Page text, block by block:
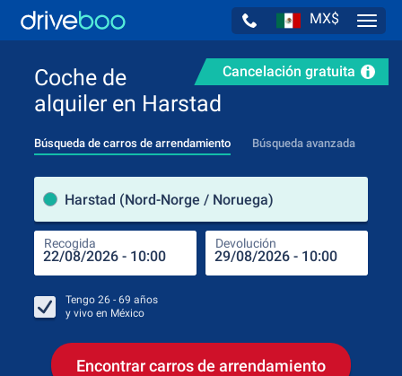
MX$
Cancelación gratuita
Coche de
alquiler en Harstad
Búsqueda de carros de arrendamiento Búsqueda avanzada
Harstad (Nord-Norge / Noruega)
Recogida Devolución
Tengo 26 - 69 años
y vivo en México
Encontrar carros de arrendamiento